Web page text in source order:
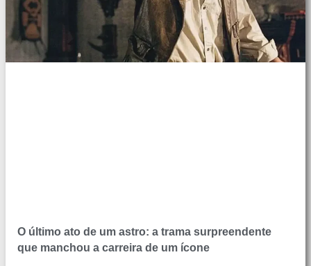
O último ato de um astro: a trama surpreendente
que manchou a carreira de um ícone